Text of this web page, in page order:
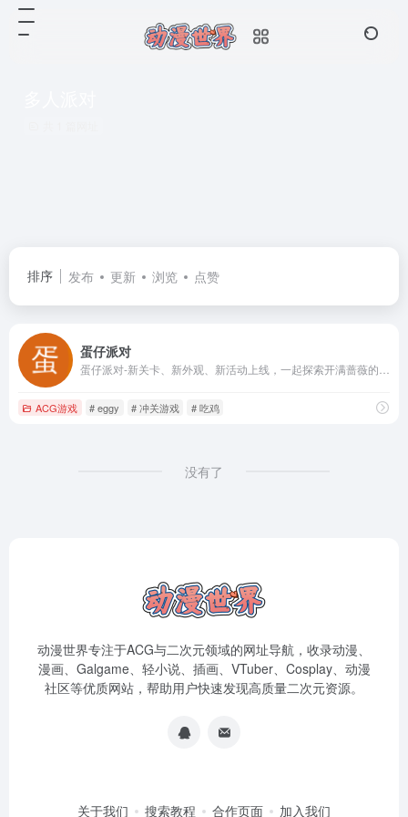
排序 发布 更新 浏览 点赞
蛋仔派对
ACG游戏 # eggy # 冲关游戏 # 吃鸡
没有了
动漫世界专注于ACG与二次元领域的网址导航，收录动漫、
漫画、Galgame、轻小说、插画、VTuber、Cosplay、动漫
社区等优质网站，帮助用户快速发现高质量二次元资源。
关于我们 搜索教程 合作页面 加入我们